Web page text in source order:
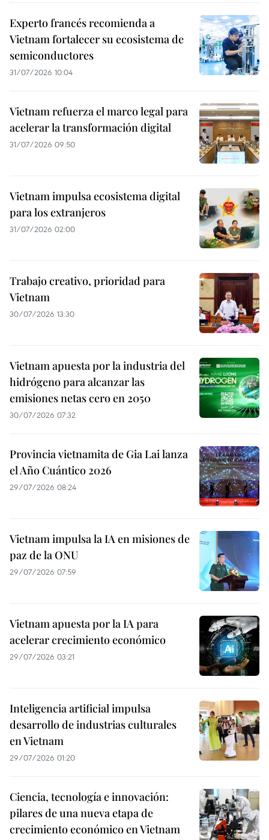
Experto francés recomienda a
Vietnam fortalecer su ecosistema de
semiconductores
31/07/2026 10:04
Vietnam refuerza el marco legal para
acelerar la transformación digital
31/07/2026 09:50
Vietnam impulsa ecosistema digital
para los extranjeros
31/07/2026 02:00
Trabajo creativo, prioridad para
Vietnam
30/07/2026 13:30
Vietnam apuesta por la industria del
hidrógeno para alcanzar las
emisiones netas cero en 2050
30/07/2026 07:32
Provincia vietnamita de Gia Lai lanza
el Año Cuántico 2026
29/07/2026 08:24
Vietnam impulsa la IA en misiones de
paz de la ONU
29/07/2026 07:59
Vietnam apuesta por la IA para
acelerar crecimiento económico
29/07/2026 03:21
Inteligencia artificial impulsa
desarrollo de industrias culturales
en Vietnam
29/07/2026 01:20
Ciencia, tecnología e innovación:
pilares de una nueva etapa de
crecimiento económico en Vietnam